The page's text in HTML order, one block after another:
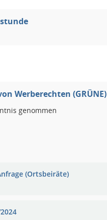
Werberechten (GRÜNE)
genommen
(Ortsbeiräte)